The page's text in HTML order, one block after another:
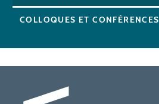
COLLOQUES ET CONFÉRENCES